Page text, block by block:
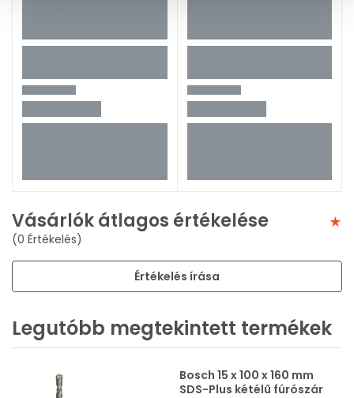
Vásárlók átlagos értékelése
(0 Értékelés)
Értékelés írása
Legutóbb megtekintett termékek
Bosch 15 x 100 x 160 mm
SDS-Plus kétélű fúrószár